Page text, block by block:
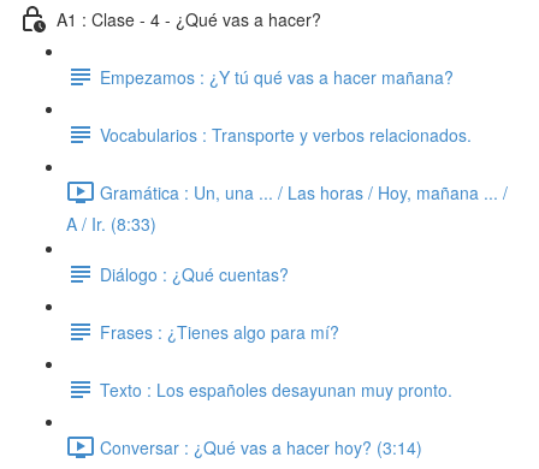
A1 : Clase - 4 - ¿Qué vas a hacer?
Empezamos : ¿Y tú qué vas a hacer mañana?
Vocabularios : Transporte y verbos relacionados.
Gramática : Un, una ... / Las horas / Hoy, mañana ... /
A / Ir. (8:33)
Diálogo : ¿Qué cuentas?
Frases : ¿Tienes algo para mí?
Texto : Los españoles desayunan muy pronto.
Conversar : ¿Qué vas a hacer hoy? (3:14)